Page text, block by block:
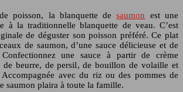
poisson, la blanquette desaumon est une
à la traditionnelle blanquette de veau. C’est
de déguster son poisson préféré. Ce plat
de saumon, d’une sauce délicieuse et de
Confectionnez une sauce à partir de crème
de beurre, de persil, de bouillon de volaille et
avec du riz ou des pommes de
saumon plaira à toute la famille.